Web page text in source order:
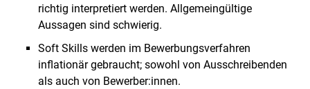
richtig interpretiert werden. Allgemeingültige
Aussagen sind schwierig.
Soft Skills werden im Bewerbungsverfahren
inflationär gebraucht; sowohl von Ausschreibenden
als auch von Bewerber:innen.